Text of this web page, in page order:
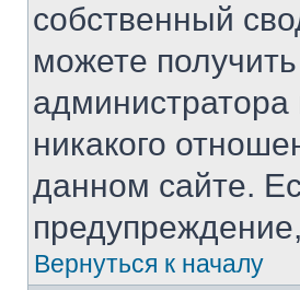
собственный
можете
никакого
данном сайте.
Вернуться к началу